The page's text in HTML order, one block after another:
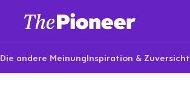
Die andere MeinungInspiration & Zuversicht